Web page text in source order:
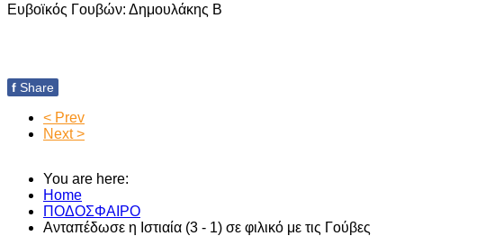
Ευβοϊκός Γουβών: Δημουλάκης Β
f Share
< Prev
Next >
You are here:
Home
ΠΟΔΟΣΦΑΙΡΟ
Ανταπέδωσε η Ιστιαία (3 - 1) σε φιλικό με τις Γούβες